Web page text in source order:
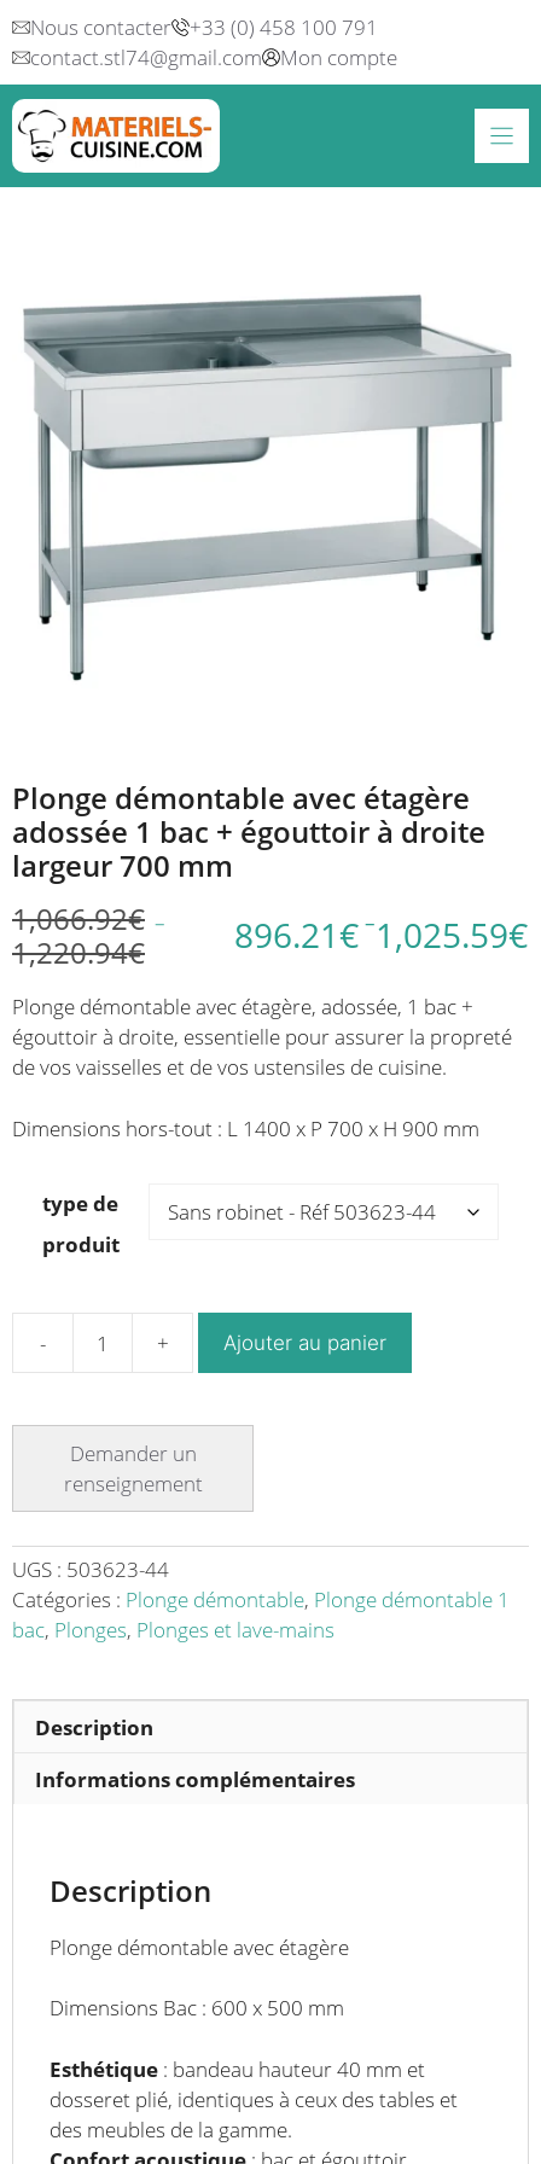
Aller
au
contenu
Nous contacter
+33 (0) 458 100 791
contact.stl74@gmail.com
Mon compte
Plonge démontable avec étagère
adossée 1 bac + égouttoir à droite
largeur 700 mm
1,066.92€ –
1,220.94€Plage
prix :
1,066.92€
à
896.21€ –1,025.59€
Plage
prix :
896.21€
à
Plonge démontable avec étagère, adossée, 1 bac +
égouttoir à droite, essentielle pour assurer la propreté
de vos vaisselles et de vos ustensiles de cuisine.
Dimensions hors-tout : L 1400 x P 700 x H 900 mm
type de
produit
quantité
démontable
avec
étagère
bac
+
700
Ajouter au panier
UGS : 503623-44
Catégories : Plonge démontable, Plonge démontable 1
bac, Plonges, Plonges et lave-mains
Description
Informations complémentaires
Description
Plonge démontable avec étagère
Dimensions Bac : 600 x 500 mm
Esthétique : bandeau hauteur 40 mm et
dosseret plié, identiques à ceux des tables et
des meubles de la gamme.